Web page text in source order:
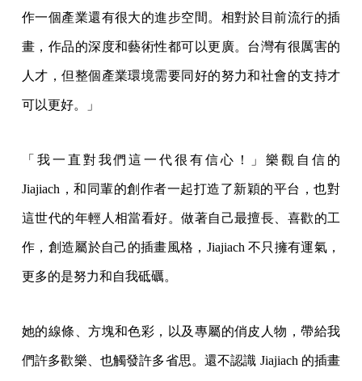
作一個產業還有很大的進步空間。相對於目前流行的插
畫，作品的深度和藝術性都可以更廣。台灣有很厲害的
人才，但整個產業環境需要同好的努力和社會的支持才
可以更好。」
「我一直對我們這一代很有信心！」樂觀自信的
Jiajiach，和同輩的創作者一起打造了新穎的平台，也對
這世代的年輕人相當看好。做著自己最擅長、喜歡的工
作，創造屬於自己的插畫風格，Jiajiach 不只擁有運氣，
更多的是努力和自我砥礪。
她的線條、方塊和色彩，以及專屬的俏皮人物，帶給我
們許多歡樂、也觸發許多省思。還不認識 Jiajiach 的插畫